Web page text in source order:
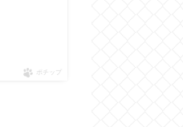
ポチップ